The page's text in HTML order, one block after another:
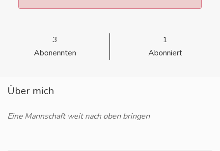
3
Abonennten
1
Abonniert
Über mich
Eine Mannschaft weit nach oben bringen